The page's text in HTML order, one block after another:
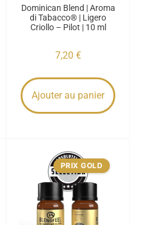
Dominican Blend | Aroma
di Tabacco® | Ligero
Criollo – Pilot | 10 ml
7,20 €
Ajouter au panier
PRIX GOLD